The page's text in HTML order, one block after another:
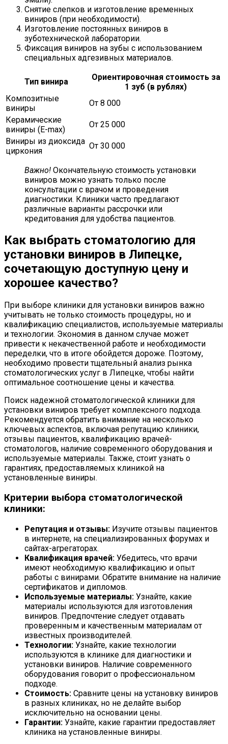
Снятие слепков и изготовление временных
виниров (при необходимости).
Изготовление постоянных виниров в
зуботехнической лаборатории.
Фиксация виниров на зубы с использованием
специальных адгезивных материалов.
Тип винира
Ориентировочная стоимость за
1 зуб (в рублях)
Композитные
виниры
От 8 000
Керамические
виниры (E-max)
От 25 000
Виниры из диоксида
циркония
От 30 000
Важно! Окончательную стоимость установки
виниров можно узнать только после
консультации с врачом и проведения
диагностики. Клиники часто предлагают
различные варианты рассрочки или
кредитования для удобства пациентов.
Как выбрать стоматологию для
установки виниров в Липецке,
сочетающую доступную цену и
хорошее качество?
При выборе клиники для установки виниров важно
учитывать не только стоимость процедуры, но и
квалификацию специалистов, используемые материалы
и технологии. Экономия в данном случае может
привести к некачественной работе и необходимости
переделки, что в итоге обойдется дороже. Поэтому,
необходимо провести тщательный анализ рынка
стоматологических услуг в Липецке, чтобы найти
оптимальное соотношение цены и качества.
Поиск надежной стоматологической клиники для
установки виниров требует комплексного подхода.
Рекомендуется обратить внимание на несколько
ключевых аспектов, включая репутацию клиники,
отзывы пациентов, квалификацию врачей-
стоматологов, наличие современного оборудования и
используемые материалы. Также, стоит узнать о
гарантиях, предоставляемых клиникой на
установленные виниры.
Критерии выбора стоматологической
клиники:
Репутация и отзывы: Изучите отзывы пациентов
в интернете, на специализированных форумах и
сайтах-агрегаторах.
Квалификация врачей: Убедитесь, что врачи
имеют необходимую квалификацию и опыт
работы с винирами. Обратите внимание на наличие
сертификатов и дипломов.
Используемые материалы: Узнайте, какие
материалы используются для изготовления
виниров. Предпочтение следует отдавать
проверенным и качественным материалам от
известных производителей.
Технологии: Узнайте, какие технологии
используются в клинике для диагностики и
установки виниров. Наличие современного
оборудования говорит о профессиональном
подходе.
Стоимость: Сравните цены на установку виниров
в разных клиниках, но не делайте выбор
исключительно на основании цены.
Гарантии: Узнайте, какие гарантии предоставляет
клиника на установленные виниры.